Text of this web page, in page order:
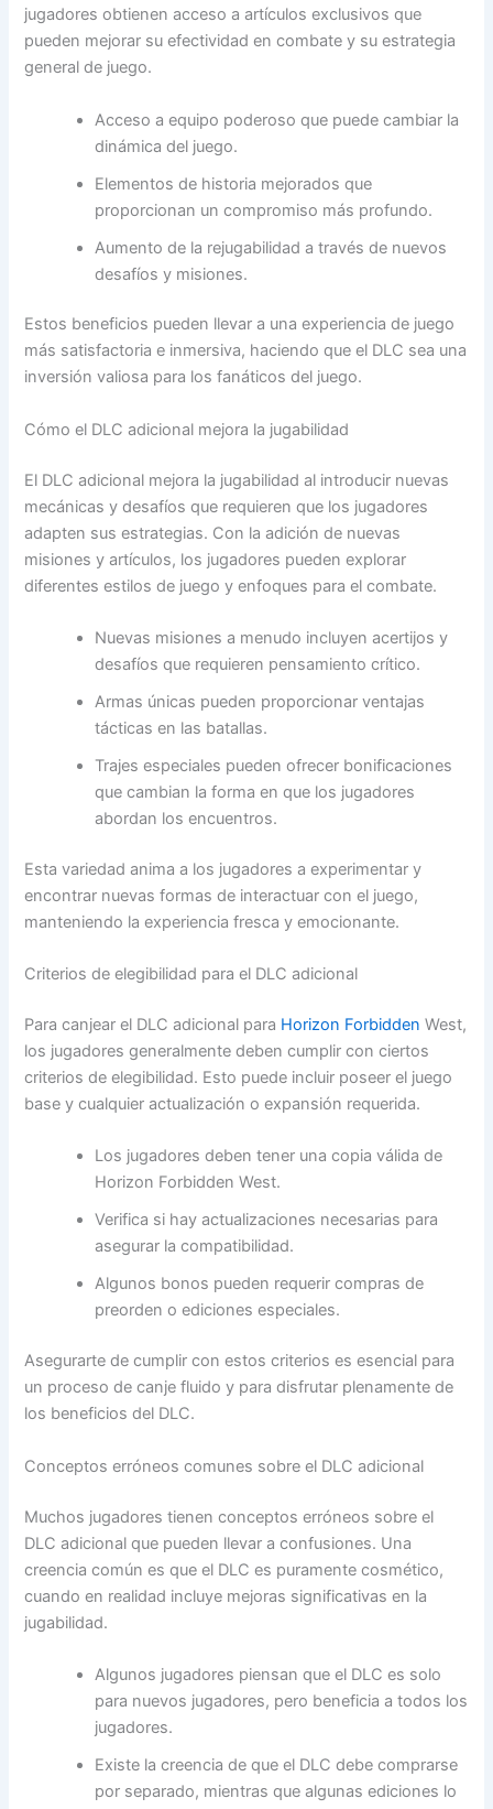
jugadores obtienen acceso a artículos exclusivos que
pueden mejorar su efectividad en combate y su estrategia
general de juego.
Acceso a equipo poderoso que puede cambiar la
dinámica del juego.
Elementos de historia mejorados que
proporcionan un compromiso más profundo.
Aumento de la rejugabilidad a través de nuevos
desafíos y misiones.
Estos beneficios pueden llevar a una experiencia de juego
más satisfactoria e inmersiva, haciendo que el DLC sea una
inversión valiosa para los fanáticos del juego.
Cómo el DLC adicional mejora la jugabilidad
El DLC adicional mejora la jugabilidad al introducir nuevas
mecánicas y desafíos que requieren que los jugadores
adapten sus estrategias. Con la adición de nuevas
misiones y artículos, los jugadores pueden explorar
diferentes estilos de juego y enfoques para el combate.
Nuevas misiones a menudo incluyen acertijos y
desafíos que requieren pensamiento crítico.
Armas únicas pueden proporcionar ventajas
tácticas en las batallas.
Trajes especiales pueden ofrecer bonificaciones
que cambian la forma en que los jugadores
abordan los encuentros.
Esta variedad anima a los jugadores a experimentar y
encontrar nuevas formas de interactuar con el juego,
manteniendo la experiencia fresca y emocionante.
Criterios de elegibilidad para el DLC adicional
Para canjear el DLC adicional para Horizon Forbidden West,
los jugadores generalmente deben cumplir con ciertos
criterios de elegibilidad. Esto puede incluir poseer el juego
base y cualquier actualización o expansión requerida.
Los jugadores deben tener una copia válida de
Horizon Forbidden West.
Verifica si hay actualizaciones necesarias para
asegurar la compatibilidad.
Algunos bonos pueden requerir compras de
preorden o ediciones especiales.
Asegurarte de cumplir con estos criterios es esencial para
un proceso de canje fluido y para disfrutar plenamente de
los beneficios del DLC.
Conceptos erróneos comunes sobre el DLC adicional
Muchos jugadores tienen conceptos erróneos sobre el
DLC adicional que pueden llevar a confusiones. Una
creencia común es que el DLC es puramente cosmético,
cuando en realidad incluye mejoras significativas en la
jugabilidad.
Algunos jugadores piensan que el DLC es solo
para nuevos jugadores, pero beneficia a todos los
jugadores.
Existe la creencia de que el DLC debe comprarse
por separado, mientras que algunas ediciones lo